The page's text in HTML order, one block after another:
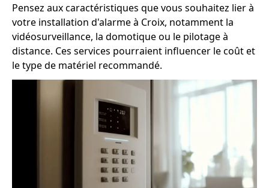
Pensez aux caractéristiques que vous souhaitez lier à
votre installation d'alarme à Croix, notamment la
vidéosurveillance, la domotique ou le pilotage à
distance. Ces services pourraient influencer le coût et
le type de matériel recommandé.